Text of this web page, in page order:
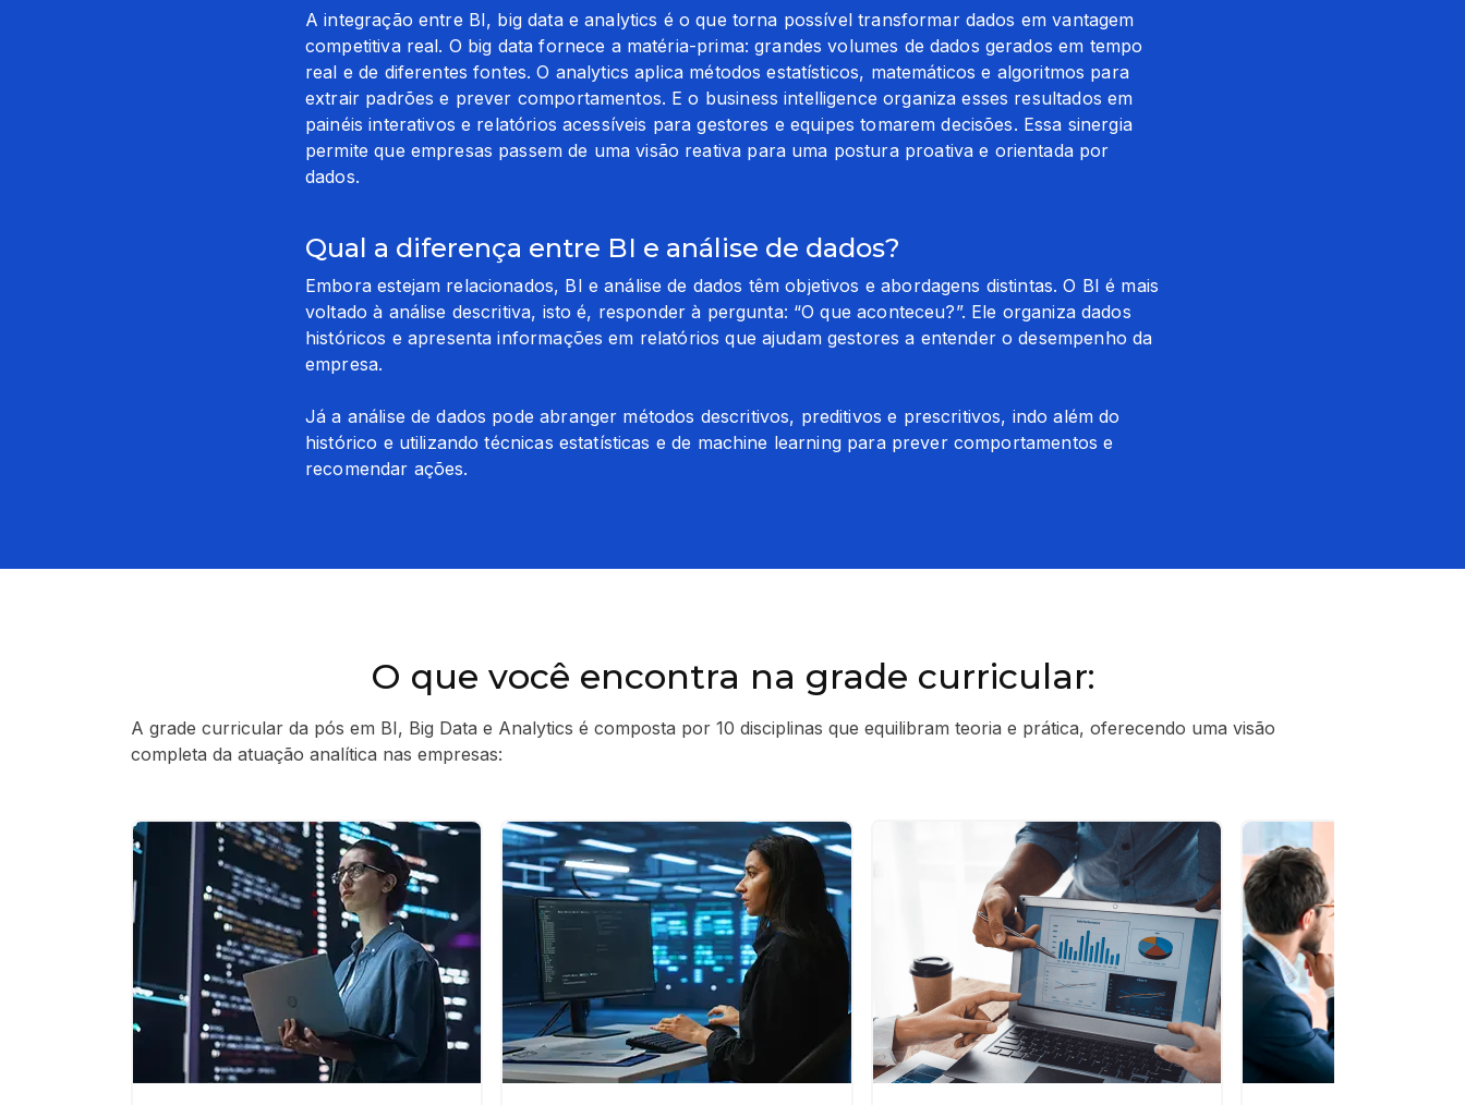
A integração entre BI, big data e analytics é o que torna possível transformar dados em vantagem
competitiva real. O big data fornece a matéria-prima: grandes volumes de dados gerados em tempo
real e de diferentes fontes. O analytics aplica métodos estatísticos, matemáticos e algoritmos para
extrair padrões e prever comportamentos. E o business intelligence organiza esses resultados em
painéis interativos e relatórios acessíveis para gestores e equipes tomarem decisões. Essa sinergia
permite que empresas passem de uma visão reativa para uma postura proativa e orientada por
dados.
Qual a diferença entre BI e análise de dados?
Embora estejam relacionados, BI e análise de dados têm objetivos e abordagens distintas. O BI é mais
voltado à análise descritiva, isto é, responder à pergunta: “O que aconteceu?”. Ele organiza dados
históricos e apresenta informações em relatórios que ajudam gestores a entender o desempenho da
empresa.
Já a análise de dados pode abranger métodos descritivos, preditivos e prescritivos, indo além do
histórico e utilizando técnicas estatísticas e de machine learning para prever comportamentos e
recomendar ações.
O que você encontra na grade curricular:
A grade curricular da pós em BI, Big Data e Analytics é composta por 10 disciplinas que equilibram teoria e prática, oferecendo uma visão
completa da atuação analítica nas empresas: